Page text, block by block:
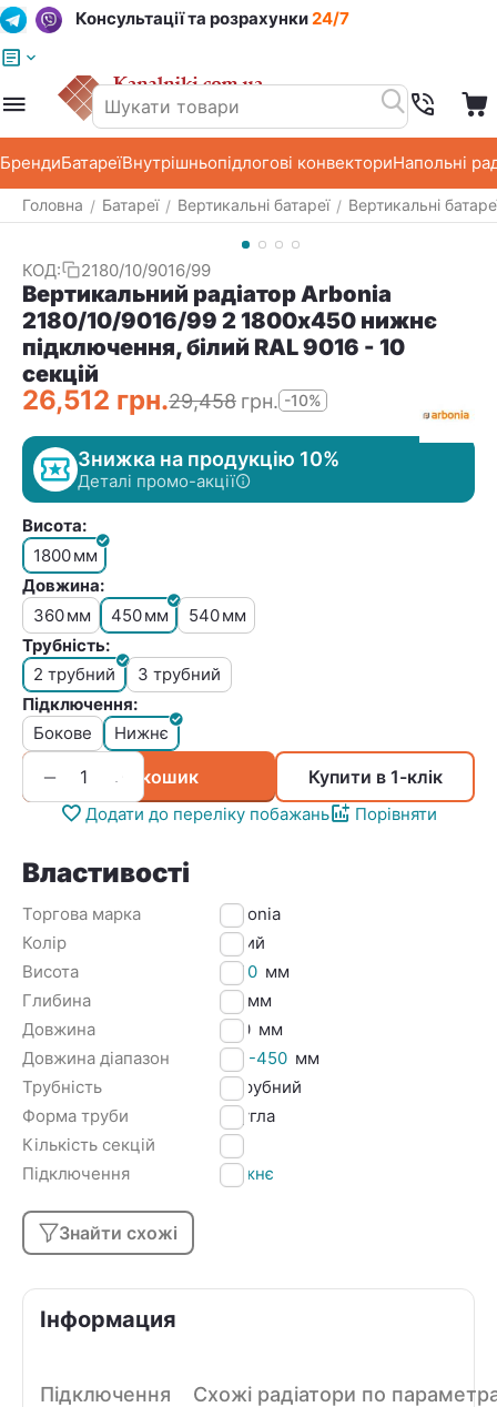
Консультації та розрахунки24/7
БрендиБатареїВнутрішньопідлогові конвекториНапольні
Головна / Батареї / Вертикальні батареї / Вертикальні
КОД: 2180/10/9016/99
Вертикальний радіатор Arbonia
2180/10/9016/99 2 1800х450 нижнє
підключення, білий RAL 9016 - 10
секцій
26,512 грн.29,458 грн. -10%
Знижка на продукцію 10%
Деталі промо-акції
Висота:
1800мм
Довжина:
360мм 450мм 540мм
Трубність:
2 трубний
3 трубний
Підключення:
Бокове
Нижнє
+
− У кошик Купити в 1-клік
Додати до переліку побажань Порівняти
Властивості
Торгова марка
Arbonia
Колір
Білий
Висота
1800 мм
Глибина
65 мм
Довжина
450 мм
Довжина діапазон
401-450 мм
Трубність
2 трубний
Форма труби
Кругла
Кількість секцій
10
Підключення
Нижнє
Знайти схожі
Інформация
Підключення Схожі радіатори по